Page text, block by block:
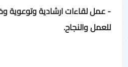
- عمل لقاءات ارشادية وتوعوية
للعمل والنجاح.